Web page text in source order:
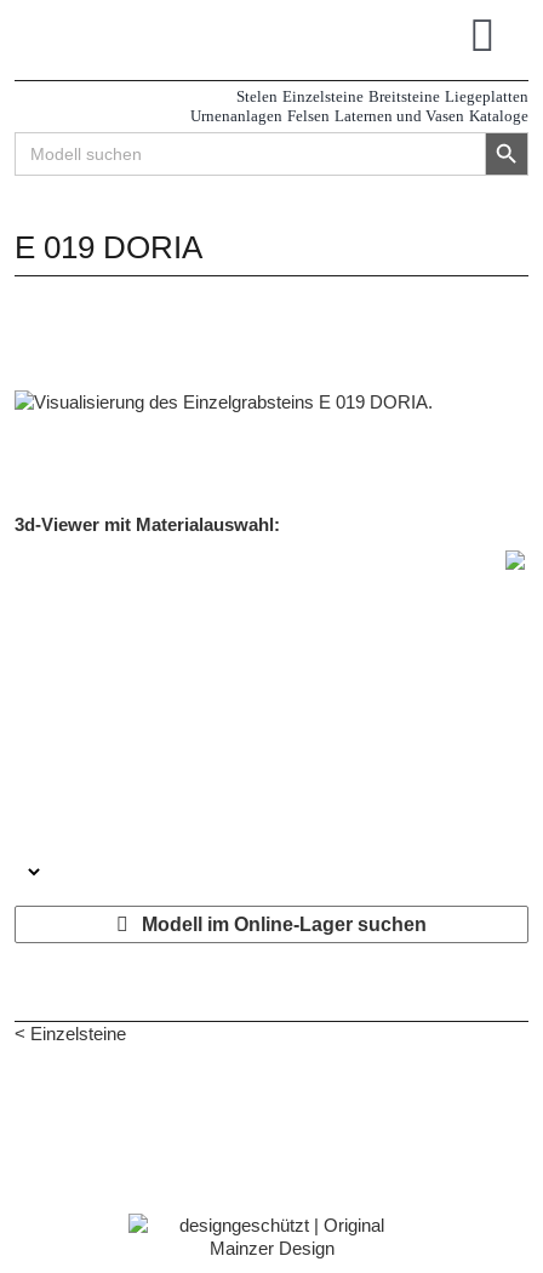
Stelen Einzelsteine Breitsteine Liegeplatten
Urnenanlagen Felsen Laternen und Vasen Kataloge
Search
for:
Search Button
E 019 DORIA
3d-Viewer mit Materialauswahl:
Modell im Online-Lager suchen
< Einzelsteine